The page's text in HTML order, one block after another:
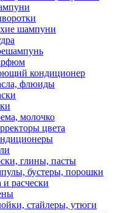
шампуни
кондиционер
флюиды
молочко
цвета
глины, пасты
бустеры, порошки
и расчески
стайлеры, утюги